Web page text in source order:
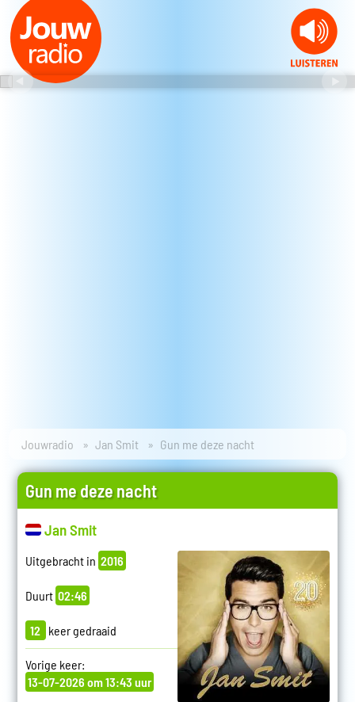
Jouwradio Jan Smit Gun me deze nacht
Gun me deze nacht
Jan Smit
Uitgebracht in 2016
Duurt 02:46
12 keer gedraaid
Vorige keer:
13-07-2026 om 13:43 uur